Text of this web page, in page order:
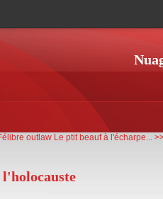
outlaw Le ptit beauf à l'écharpe...